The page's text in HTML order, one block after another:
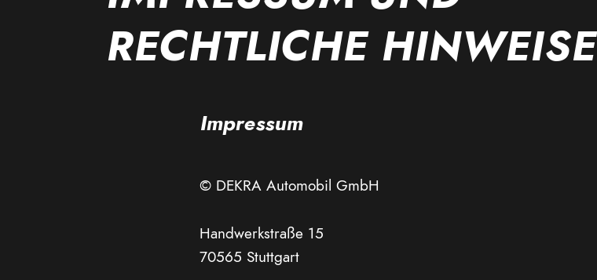
RECHTLICHE HINWEISE
Impressum
© DEKRA Automobil GmbH
Handwerkstraße 15
70565 Stuttgart